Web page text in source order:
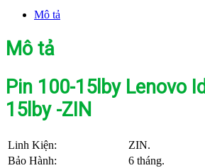
Mô tả
Mô tả
Pin 100-15lby Lenovo
15lby -ZIN
Linh Kiện:
ZIN.
Bảo Hành:
6 tháng.